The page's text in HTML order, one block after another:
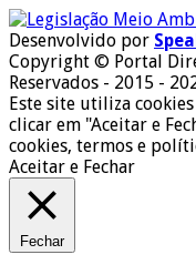
Desenvolvido por
Copyright © Portal
Reservados - 2015 -
Este site utiliza
clicar em "Aceitar e
cookies, termos e
Aceitar e Fechar
Fechar